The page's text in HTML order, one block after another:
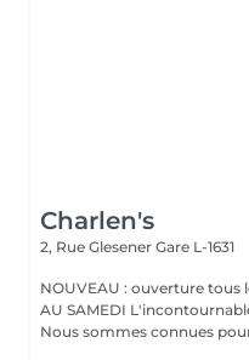
Charlen's
2, Rue Glesener Gare L-1631
NOUVEAU : ouverture tous
AU SAMEDI L'incontournable institut de beauté à Luxembourg.
Nous sommes connues